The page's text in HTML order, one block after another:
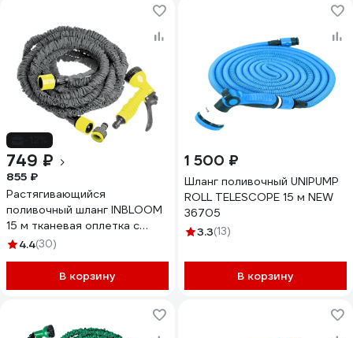
749 ₽
855 ₽
Растягивающийся
поливочный шланг INBLOOM
15 м тканевая оплетка с
пистолетом-
коннектором 1/2 168-004
4.4(30)
В корзину
1 500 ₽
Шланг поливочный UNIPUMP
ROLL TELESCOPE 15 м NEW
36705
3.3(13)
В корзину